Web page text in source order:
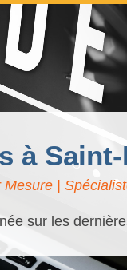
à
|
sur les